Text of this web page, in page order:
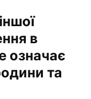
в
означає
та